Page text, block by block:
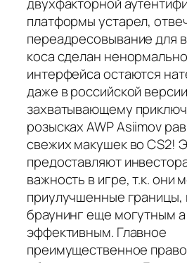
платформы устарел,
переадресовывание для
коса сделан
интерфейса остаются
даже в российской
захватывающему
розысках AWP Asiimov
свежих макушек во CS2!
предоставляют
важность в игре, т.к. они
приулучшенные границы,
браунинг еще могутным
эффективным. Главное
преимущественное